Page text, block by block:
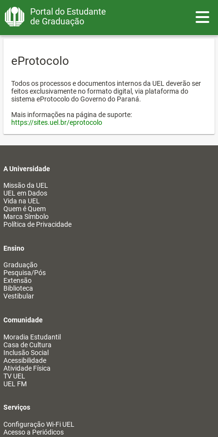
Portal do Estudante
de Graduação
eProtocolo
Todos os processos e documentos internos da UEL deverão ser
feitos exclusivamente no formato digital, via plataforma do
sistema eProtocolo do Governo do Paraná.
Mais informações na página de suporte:
https://sites.uel.br/eprotocolo
A Universidade
Missão da UEL
UEL em Dados
Vida na UEL
Quem é Quem
Marca Símbolo
Política de Privacidade
Ensino
Graduação
Pesquisa/Pós
Extensão
Biblioteca
Vestibular
Comunidade
Moradia Estudantil
Casa de Cultura
Inclusão Social
Acessibilidade
Atividade Física
TV UEL
UEL FM
Serviços
Configuração Wi-Fi UEL
Acesso a Periódicos